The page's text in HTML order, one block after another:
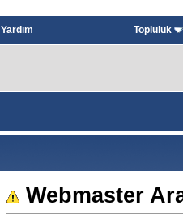
Yardım Topluluk
Webmaster